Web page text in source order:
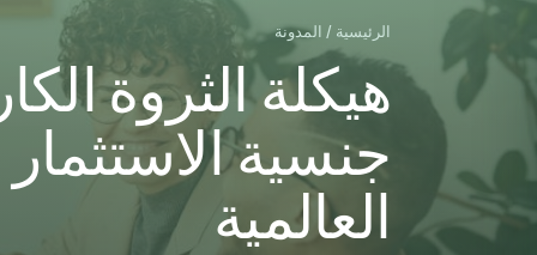
الرئيسية / المدونة
جنسية
العالمية